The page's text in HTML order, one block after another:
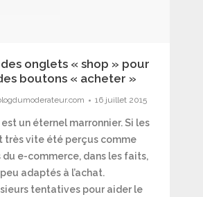
onglets « shop » pour
boutons « acheter »
16 juillet 2015
un éternel marronnier. Si les
très vite été perçus comme
e-commerce, dans les faits,
adaptés à l’achat.
tentatives pour aider le